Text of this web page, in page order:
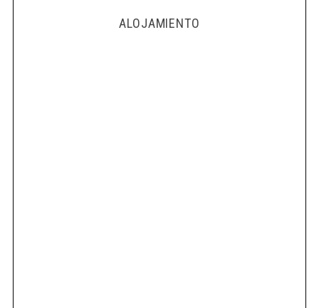
ALOJAMIENTO